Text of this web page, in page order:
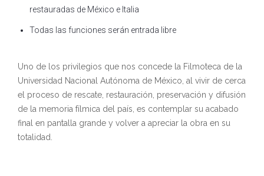
restauradas de México e Italia
Todas las funciones serán entrada libre
Uno de los privilegios que nos concede la Filmoteca de la
Universidad Nacional Autónoma de México, al vivir de cerca
el proceso de rescate, restauración, preservación y difusión
de la memoria fílmica del país, es contemplar su acabado
final en pantalla grande y volver a apreciar la obra en su
totalidad.